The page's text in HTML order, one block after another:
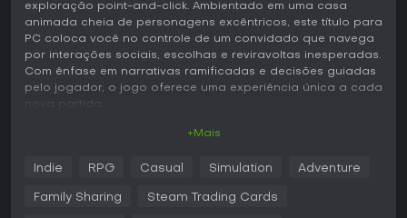
exploração point-and-click. Ambientado em uma casa
animada cheia de personagens excêntricos, este título para
PC coloca você no controle de um convidado que navega
por interações sociais, escolhas e reviravoltas inesperadas.
Com ênfase em narrativas ramificadas e decisões guiadas
pelo jogador, o jogo oferece uma experiência única a cada
nova partida.
distintos e tomar decisões que moldam relacionamentos e
+Mais
Indie RPG Casual Simulation Adventure
Family Sharing Steam Trading Cards